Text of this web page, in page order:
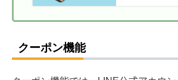
クーポン機能